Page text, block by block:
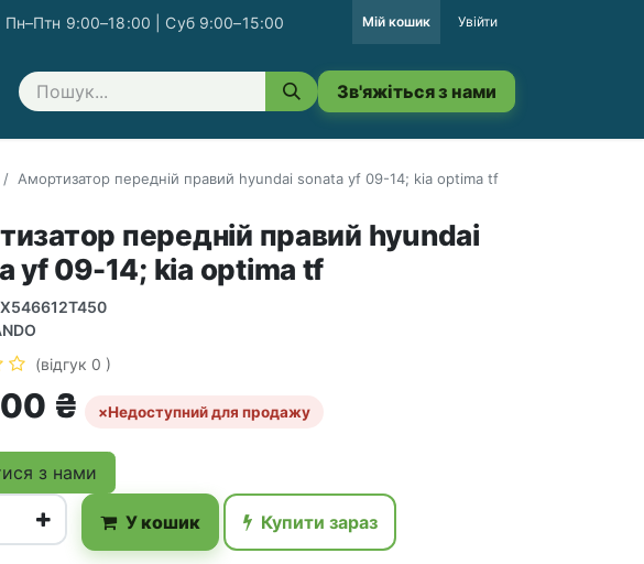
9:00–18:00 | Суб 9:00–15:00 Мій кошик Увійти
Зв'яжіться з нами
Амортизатор передній правий hyundai sonata yf 09-14; kia optima tf
передній правий hyundai
yf 09-14; kia optima tf
(відгук 0 )
₴ ×Недоступний для продажу
з нами
У кошик Купити зараз